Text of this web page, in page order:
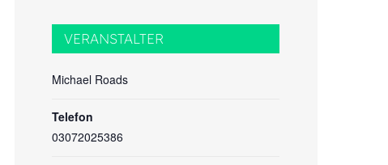
VERANSTALTER
Michael Roads
Telefon
03072025386